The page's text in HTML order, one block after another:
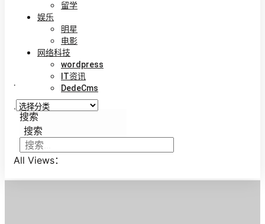
留学
娱乐
明星
电影
网络科技
wordpress
IT资讯
DedeCms
.
.
搜索
搜索
All Views：